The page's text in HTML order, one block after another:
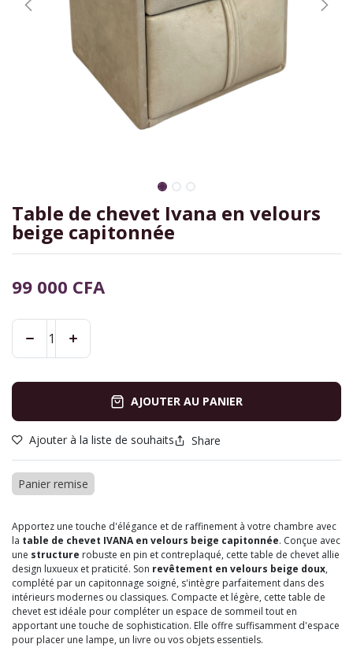
Table de chevet Ivana en velours
beige capitonnée
99 000 CFA
AJOUTER AU PANIER
Ajouter à la liste de souhaits Share
Panier remise
Apportez une touche d'élégance et de raffinement à votre chambre avec
la table de chevet IVANA en velours beige capitonnée. Conçue avec
une structure robuste en pin et contreplaqué, cette table de chevet allie
design luxueux et praticité. Son revêtement en velours beige doux,
complété par un capitonnage soigné, s'intègre parfaitement dans des
intérieurs modernes ou classiques. Compacte et légère, cette table de
chevet est idéale pour compléter un espace de sommeil tout en
apportant une touche de sophistication. Elle offre suffisamment d'espace
pour placer une lampe, un livre ou vos objets essentiels.